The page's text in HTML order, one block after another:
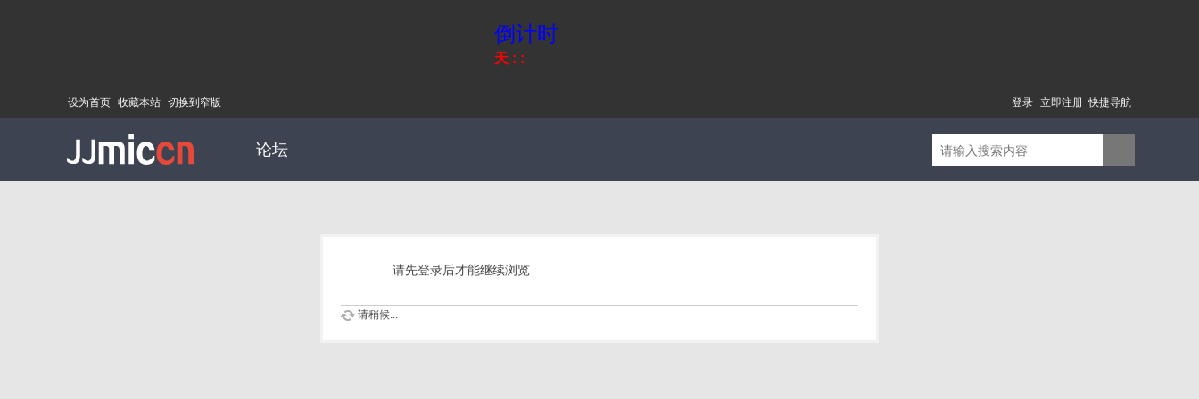
倒计时
天 : :
设为首页 收藏本站 切换到窄版 快捷导航
登录 立即注册
论坛
请先登录后才能继续浏览
请稍候...